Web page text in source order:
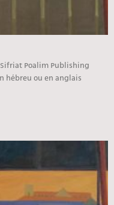
Poalim Publishing
hébreu ou en anglais